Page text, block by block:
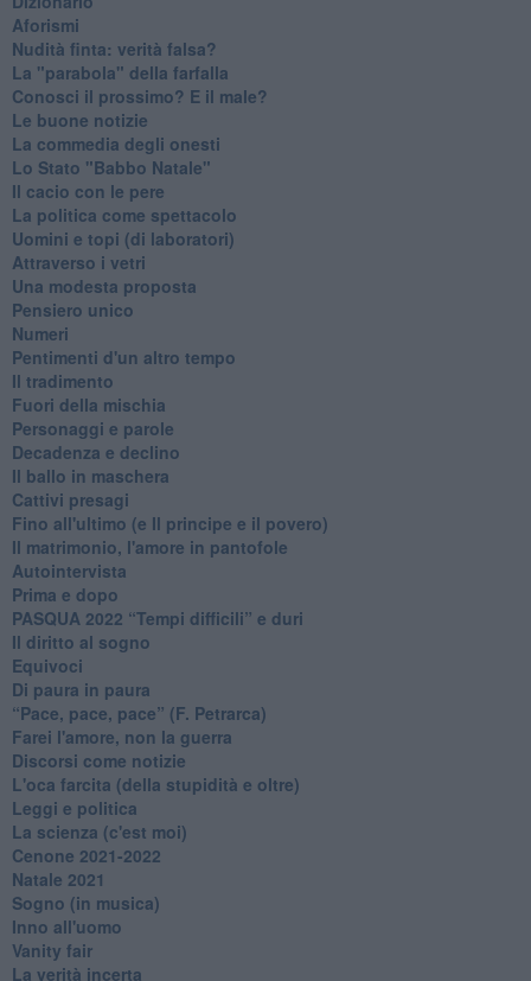
Aforismi
Nudità finta: verità falsa?
La "parabola" della farfalla
Conosci il prossimo? E il male?
Le buone notizie
La commedia degli onesti
Lo Stato "Babbo Natale"
Il cacio con le pere
La politica come spettacolo
Uomini e topi (di laboratori)
Attraverso i vetri
Una modesta proposta
Pensiero unico
Numeri
Pentimenti d'un altro tempo
Il tradimento
Fuori della mischia
Personaggi e parole
Decadenza e declino
Il ballo in maschera
Cattivi presagi
Fino all'ultimo (e Il principe e il povero)
Il matrimonio, l'amore in pantofole
Autointervista
Prima e dopo
​PASQUA 2022 “Tempi difficili” e duri
Il diritto al sogno
Equivoci
Di paura in paura
​“Pace, pace, pace” (F. Petrarca)
Farei l'amore, non la guerra
Discorsi come notizie
L'oca farcita (della stupidità e oltre)
Leggi e politica
La scienza (c'est moi)
Cenone 2021-2022
Natale 2021
Sogno (in musica)
Inno all'uomo
Vanity fair
La verità incerta